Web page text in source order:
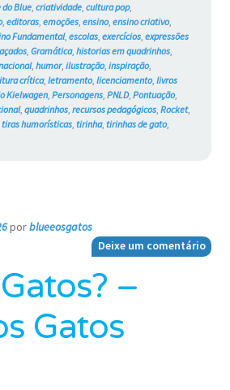
os
Gatos
#769
do Blue, criatividade, cultura pop,
, editoras, emoções, ensino, ensino criativo,
Fundamental, escolas, exercícios, expressões
, Gramática, historias em quadrinhos,
, humor, ilustração, inspiração,
crítica, letramento, licenciamento, livros
Kielwagen, Personagens, PNLD, Pontuação,
, quadrinhos, recursos pedagógicos, Rocket,
tiras humorísticas, tirinha, tirinhas de gato,
porblueeosgatos
Deixe um comentário
–
Gatos